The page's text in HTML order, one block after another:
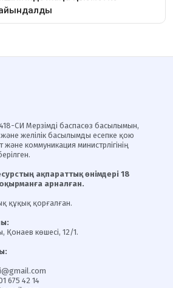
СИ Мерзімді баспасөз басылымын,
және желілік басылымды есепке қою
және коммуникация министрлігінің
ақпараттық өнімдері 18
арналған.
құқық қорғалған.
Қонаев көшесі, 12/1.
675 42 14